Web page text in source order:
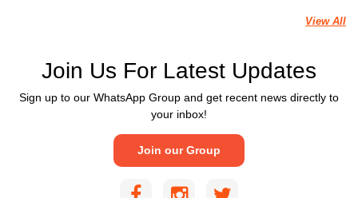
View All
Join Us For Latest Updates
Sign up to our WhatsApp Group and get recent news directly to
your inbox!
Join our Group